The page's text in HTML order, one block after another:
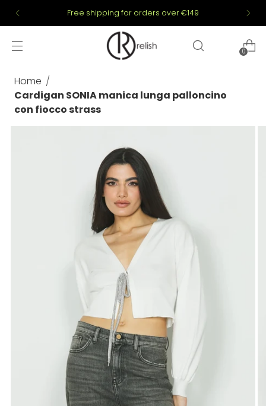
Free shipping for orders over €149
0
Home
Cardigan SONIA manica lunga palloncino
con fiocco strass